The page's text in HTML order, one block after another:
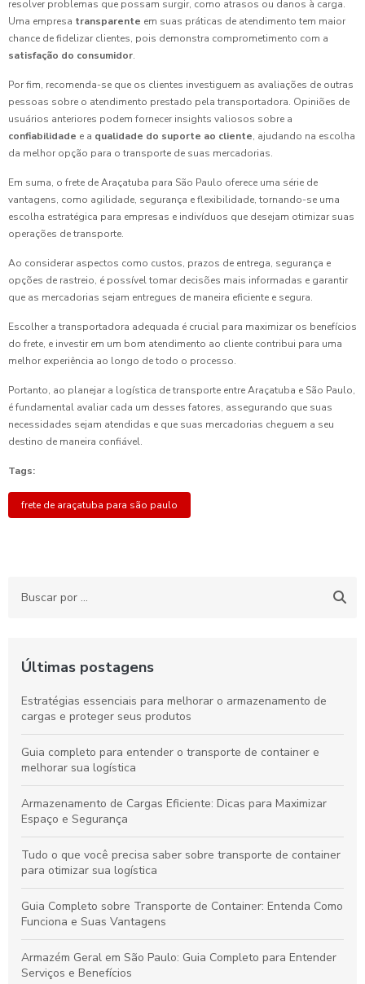
resolver problemas que possam surgir, como atrasos ou danos à carga.
Uma empresa transparente em suas práticas de atendimento tem maior
chance de fidelizar clientes, pois demonstra comprometimento com a
satisfação do consumidor.
Por fim, recomenda-se que os clientes investiguem as avaliações de outras
pessoas sobre o atendimento prestado pela transportadora. Opiniões de
usuários anteriores podem fornecer insights valiosos sobre a
confiabilidade e a qualidade do suporte ao cliente, ajudando na escolha
da melhor opção para o transporte de suas mercadorias.
Em suma, o frete de Araçatuba para São Paulo oferece uma série de
vantagens, como agilidade, segurança e flexibilidade, tornando-se uma
escolha estratégica para empresas e indivíduos que desejam otimizar suas
operações de transporte.
Ao considerar aspectos como custos, prazos de entrega, segurança e
opções de rastreio, é possível tomar decisões mais informadas e garantir
que as mercadorias sejam entregues de maneira eficiente e segura.
Escolher a transportadora adequada é crucial para maximizar os benefícios
do frete, e investir em um bom atendimento ao cliente contribui para uma
melhor experiência ao longo de todo o processo.
Portanto, ao planejar a logística de transporte entre Araçatuba e São Paulo,
é fundamental avaliar cada um desses fatores, assegurando que suas
necessidades sejam atendidas e que suas mercadorias cheguem a seu
destino de maneira confiável.
Tags:
frete de araçatuba para são paulo
Últimas postagens
Estratégias essenciais para melhorar o armazenamento de
cargas e proteger seus produtos
Guia completo para entender o transporte de container e
melhorar sua logística
Armazenamento de Cargas Eficiente: Dicas para Maximizar
Espaço e Segurança
Tudo o que você precisa saber sobre transporte de container
para otimizar sua logística
Guia Completo sobre Transporte de Container: Entenda Como
Funciona e Suas Vantagens
Armazém Geral em São Paulo: Guia Completo para Entender
Serviços e Benefícios